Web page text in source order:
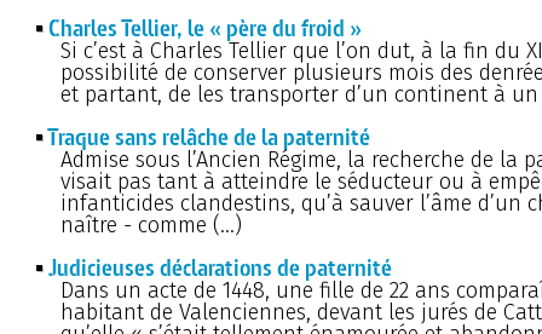
Charles Tellier, le « père du froid »
Si c’est à Charles Tellier que l’on dut, à la fin du
possibilité de conserver plusieurs mois des
et partant, de les transporter d’un continent à
Traque sans relâche de la paternité
Admise sous l’Ancien Régime, la recherche de la
visait pas tant à atteindre le séducteur ou à
infanticides clandestins, qu’à sauver l’âme d’un
naître - comme (…)
Judicieuses déclarations de paternité
Dans un acte de 1448, une fille de 22 ans
habitant de Valenciennes, devant les jurés de